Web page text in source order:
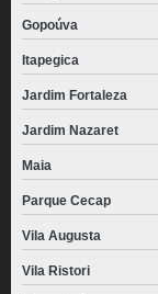
Gopoúva
Itapegica
Jardim Fortaleza
Jardim Nazaret
Maia
Parque Cecap
Vila Augusta
Vila Ristori